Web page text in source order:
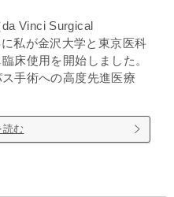
Vinci Surgical
私が金沢大学と東京医科
床使用を開始しました。
手術への高度先進医療
読む